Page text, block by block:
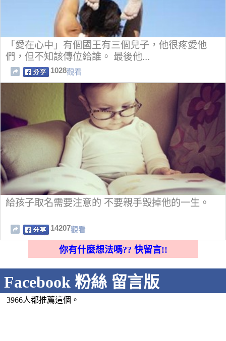
「愛在心中」有個國王有三個兒子，他很疼愛他
們，但不知該傳位給誰。 最後他...
1028觀看
給孩子取名需要注意的 不要親手毀掉他的一生。
14207觀看
你有什麼想法嗎?? 快留言!!
Facebook 粉絲 留言版
3966人都推薦這個。